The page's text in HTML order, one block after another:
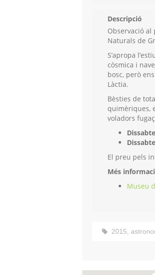
Descripció
Observació al
Naturals de
S’apropa
còsmica i
bosc, però
Làctia.
Bèsties de
quimèriques,
voladors
El preu pels
Més
Museu
2015,